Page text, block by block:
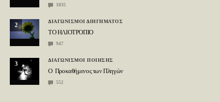
1035
2
ΔΙΑΓΩΝΙΣΜΟΙ ΔΙΗΓΗΜΑΤΟΣ
ΤΟ ΗΛΙΟΤΡΟΠΙΟ
947
3
ΔΙΑΓΩΝΙΣΜΟΙ ΠΟΙΗΣΗΣ
Ο Προκαθήμενος των Πληγών
552